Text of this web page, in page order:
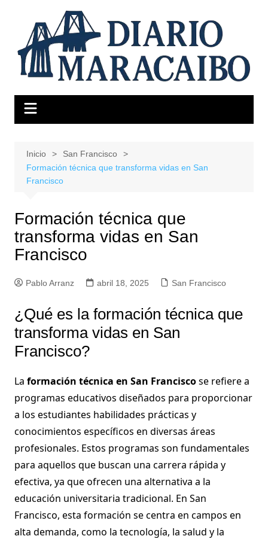
contenido
Inicio
San Francisco
Formación técnica que transforma vidas en San
Francisco
Formación técnica que
transforma vidas en San
Francisco
Pablo Arranz abril 18, 2025 San Francisco
¿Qué es la formación técnica que
transforma vidas en San
Francisco?
La formación técnica en San Franciscose refiere a
programas educativos diseñados para proporcionar
a los estudiantes habilidades prácticas y
conocimientos específicos en diversas áreas
profesionales. Estos programas son fundamentales
para aquellos que buscan una carrera rápida y
efectiva, ya que ofrecen una alternativa a la
educación universitaria tradicional. En San
Francisco, esta formación se centra en campos en
alta demanda, como la tecnología, la salud y la